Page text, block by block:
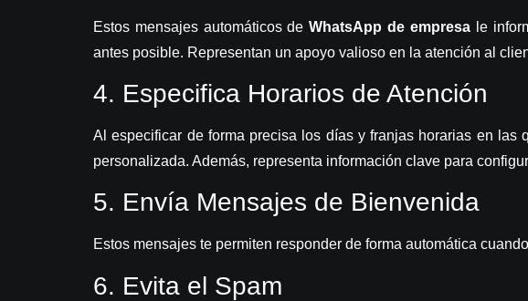
Estos mensajes automáticos deWhatsApp de empresa le
antes posible. Representan un apoyo valioso en la atención al
4. Especifica Horarios de Atención
Al especificar de forma precisa los días y franjas horarias en las
personalizada. Además, representa información clave para
5. Envía Mensajes de Bienvenida
Estos mensajes te permiten responder de forma automática
6. Evita el Spam